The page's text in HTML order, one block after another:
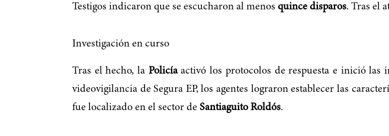
Testigos indicaron que se escucharon al menos quince disparos. Tras el
Investigación en curso
Tras el hecho, la Policíaactivó los protocolos de respuesta e inició las
videovigilancia de Segura EP, los agentes lograron establecer las
fue localizado en el sector de Santiaguito Roldós.